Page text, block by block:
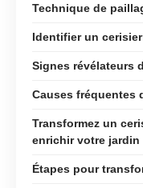
Technique de
Identifier un
Signes révélateurs
Causes fréquentes
Transformez un
enrichir votre jardin
Étapes pour